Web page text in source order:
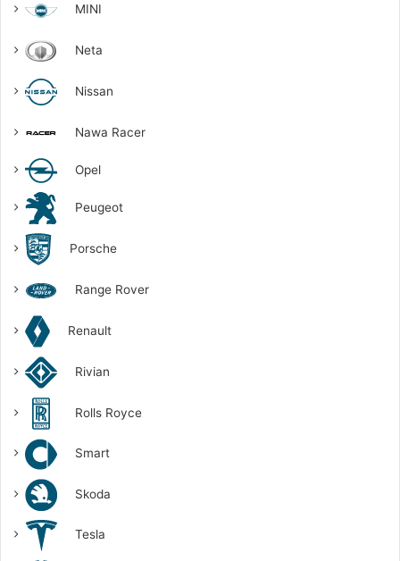
MINI
Neta
Nissan
Nawa Racer
Opel
Peugeot
Porsche
Range Rover
Renault
Rivian
Rolls Royce
Smart
Skoda
Tesla